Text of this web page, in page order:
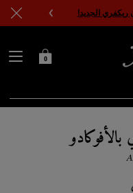
ريكفري الجديد!
حقيبتي
0